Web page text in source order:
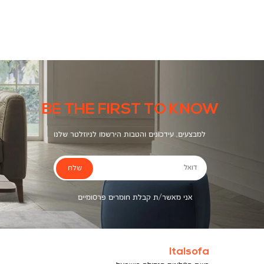
BE THE FIRST TO KNOW
למבצעים, עידכונים והטבות הירשמו לניוזלטר שלנו
דואל
אני מאשר/ת קבלת חומרים פרסומיים
שלח
Italsofa